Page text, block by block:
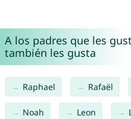
A los padres que les
también les gusta
Raphael Rafaël
Noah Leon